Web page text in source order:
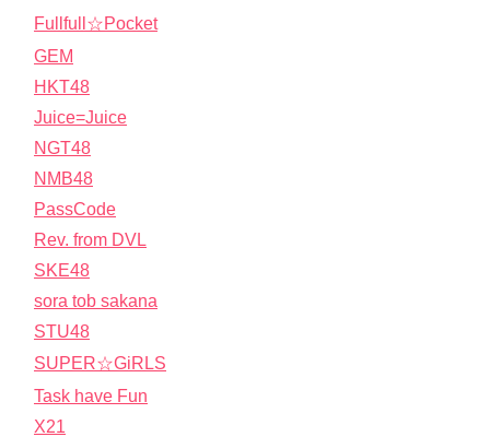
Fullfull☆Pocket
GEM
HKT48
Juice=Juice
NGT48
NMB48
PassCode
Rev. from DVL
SKE48
sora tob sakana
STU48
SUPER☆GiRLS
Task have Fun
X21